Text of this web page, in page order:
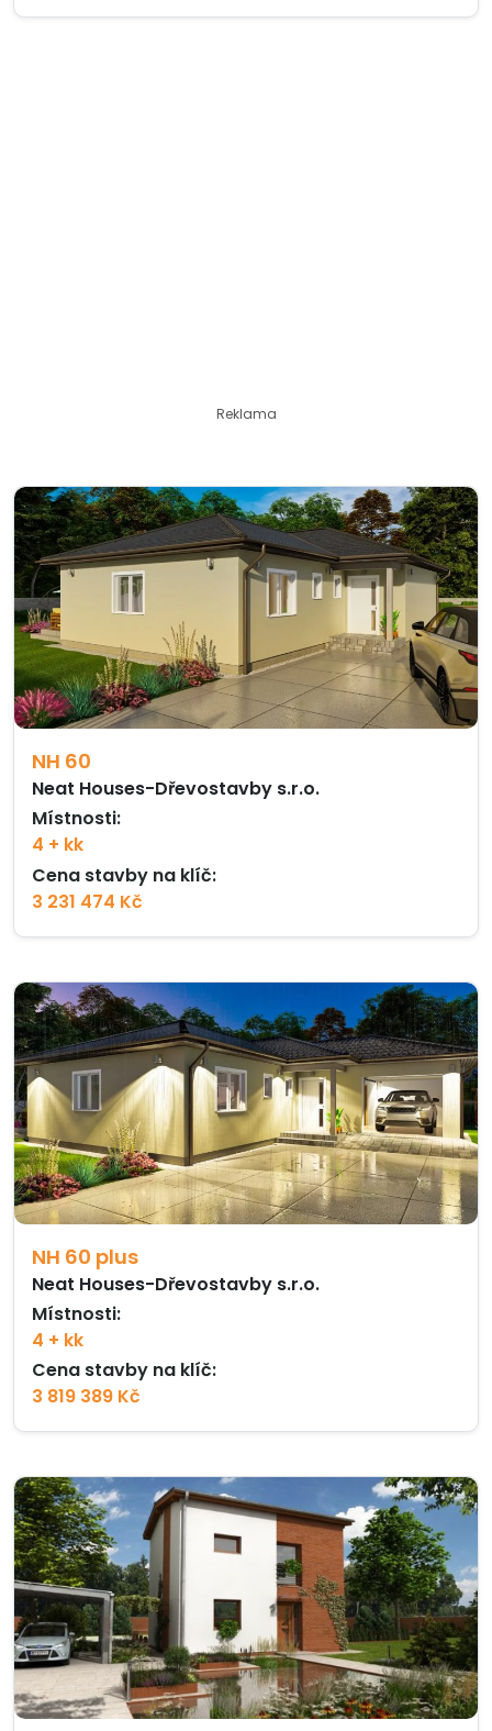
Reklama
NH 60
Neat Houses-Dřevostavby s.r.o.
Místnosti:
4 + kk
Cena stavby na klíč:
3 231 474 Kč
NH 60 plus
Neat Houses-Dřevostavby s.r.o.
Místnosti:
4 + kk
Cena stavby na klíč:
3 819 389 Kč